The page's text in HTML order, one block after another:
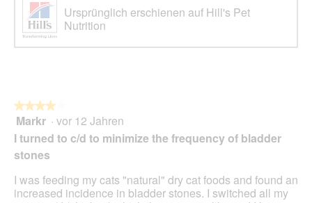
Ursprünglich erschienen auf Hill's Pet
Nutrition
★★★★★
★★★★★
4
von
Sternen.
Markr · vor 12 Jahren
I turned to c/d to minimize the frequency of bladder
stones
I was feeding my cats "natural" dry cat foods and found an
increased incidence in bladder stones. I switched all my